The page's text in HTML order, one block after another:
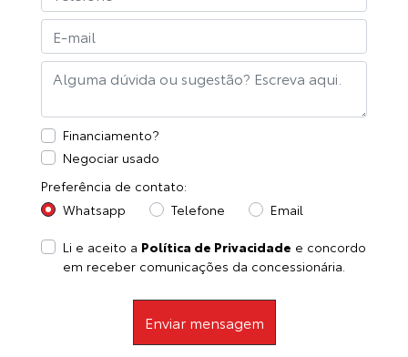
Financiamento?
Negociar usado
Preferência de contato:
Whatsapp
Telefone Email
Li e aceito a Política de Privacidade e concordo
em receber comunicações da concessionária.
Enviar mensagem